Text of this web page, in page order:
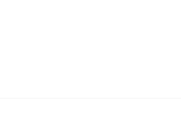
才和支持企业存储的数据中心基础设施。
大限度地减少了随着存储需求增加的人